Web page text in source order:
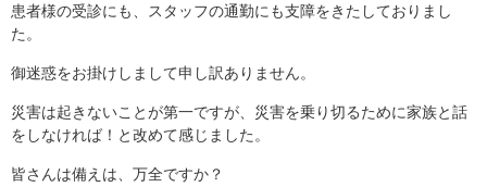
患者様の受診にも、スタッフの通勤にも支障をきたしておりまし
た。
御迷惑をお掛けしまして申し訳ありません。
災害は起きないことが第一ですが、災害を乗り切るために家族と話
をしなければ！と改めて感じました。
皆さんは備えは、万全ですか？